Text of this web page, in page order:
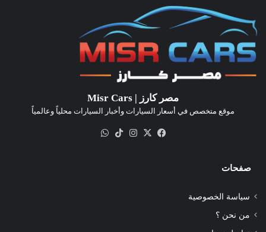
مصر كارز | Misr Cars
موقع متخصص في أسعار السيارات وأخبار السيارات محلياً وعالمياً
فيسبوك
‫X انستقرام‫TikTok
صفحات
سياسة الخصوصية
من نحن ؟